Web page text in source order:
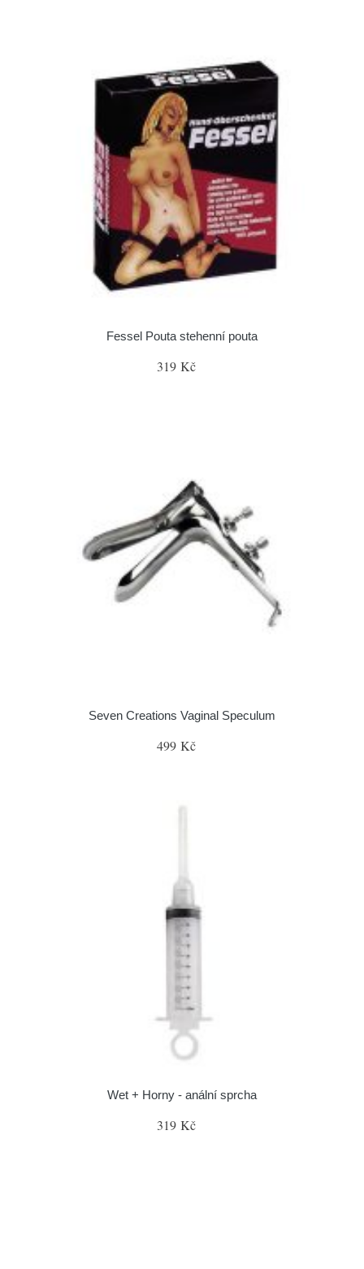
Fessel Pouta stehenní pouta
319 Kč
Seven Creations Vaginal Speculum
499 Kč
Wet + Horny - anální sprcha
319 Kč